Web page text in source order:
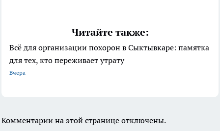
Читайте также:
Всё для организации похорон в Сыктывкаре: памятка
для тех, кто переживает утрату
Вчера
Комментарии на этой странице отключены.